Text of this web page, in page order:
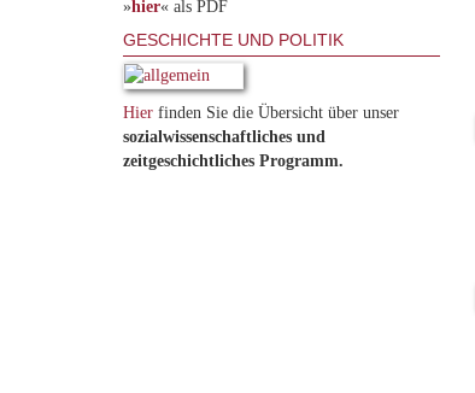
»hier« als PDF
GESCHICHTE UND POLITIK
Hier finden Sie die Übersicht über unser
sozialwissenschaftliches und
zeitgeschichtliches Programm.